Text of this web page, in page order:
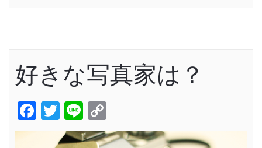
好きな写真家は？
Facebook
Twitter
Line
Link